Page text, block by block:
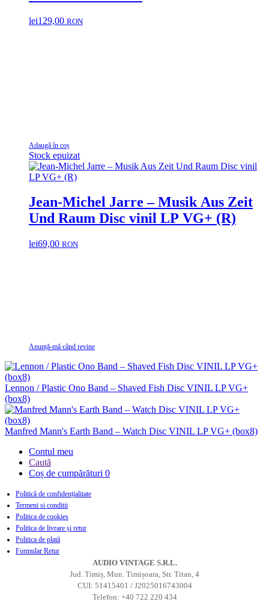
lei129,00 RON
Adaugă în coș
Stock epuizat
Jean-Michel Jarre – Musik Aus Zeit
Und Raum Disc vinil LP VG+ (R)
lei69,00 RON
Anunță-mă când revine
Lennon / Plastic Ono Band – Shaved Fish Disc VINIL LP VG+
(box8)
Manfred Mann's Earth Band – Watch Disc VINIL LP VG+ (box8)
Contul meu
Caută
Coș de cumpărături 0
Politică de confidențialitate
Termeni si conditii
Politica de cookies
Politica de livrare și retur
Politica de plată
Formular Retur
AUDIO VINTAGE S.R.L.
Jud. Timiș, Mun. Timișoara, Str. Titan, 4
CUI: 51415401 / J2025016743004
Telefon: +40 722 220 434